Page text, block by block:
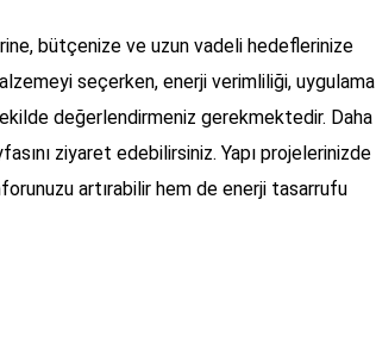
bütçenize ve uzun vadeli hedeflerinize
seçerken, enerji verimliliği, uygulama
değerlendirmeniz gerekmektedir. Daha
ziyaret edebilirsiniz. Yapı projelerinizde
artırabilir hem de enerji tasarrufu